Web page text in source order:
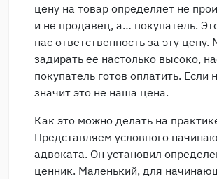
цену на товар определяет не
и не продавец, а… покупатель.
нас ответственность за эту
задирать ее настолько высоко,
покупатель готов оплатить. Если
значит это не наша цена.
Как это можно делать на
Представляем условного
адвоката. Он установил
ценник. Маленький, для